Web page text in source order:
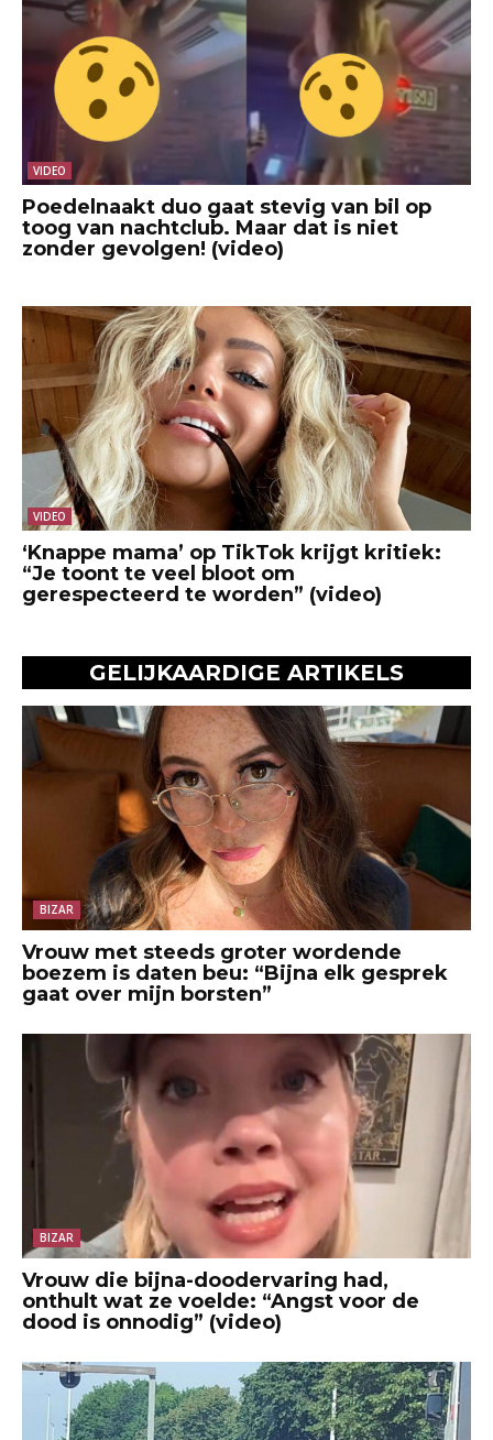
VIDEO
Poedelnaakt duo gaat stevig van bil op
toog van nachtclub. Maar dat is niet
zonder gevolgen! (video)
VIDEO
‘Knappe mama’ op TikTok krijgt kritiek:
“Je toont te veel bloot om
gerespecteerd te worden” (video)
GELIJKAARDIGE ARTIKELS
BIZAR
Vrouw met steeds groter wordende
boezem is daten beu: “Bijna elk gesprek
gaat over mijn borsten”
BIZAR
Vrouw die bijna-doodervaring had,
onthult wat ze voelde: “Angst voor de
dood is onnodig” (video)